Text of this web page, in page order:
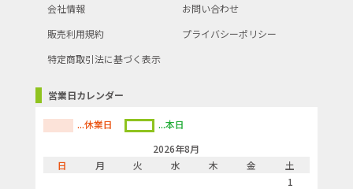
会社情報
お問い合わせ
販売利用規約
プライバシーポリシー
特定商取引法に基づく表示
営業日カレンダー
...休業日
...本日
2026年8月
日
月 火 水 木 金
土
1